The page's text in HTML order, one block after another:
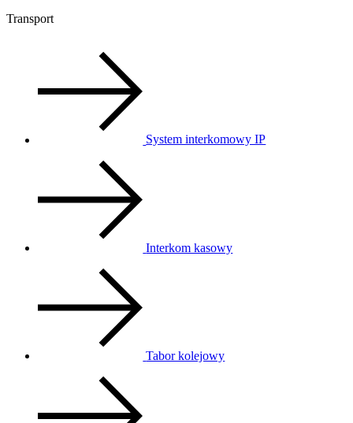
Transport
System interkomowy IP
Interkom kasowy
Tabor kolejowy